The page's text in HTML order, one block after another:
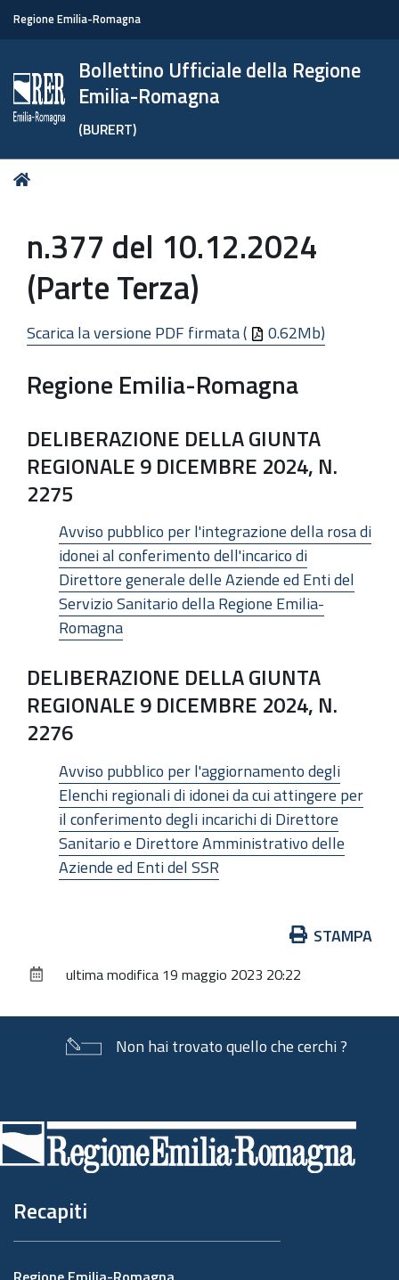
Regione Emilia-Romagna
Bollettino Ufficiale della Regione
Emilia-Romagna
(BURERT)
Tu
n.377 del 10.12.2024
(Parte Terza)
Scarica la versione PDF firmata ( 0.62Mb)
Regione Emilia-Romagna
DELIBERAZIONE DELLA GIUNTA
REGIONALE 9 DICEMBRE 2024, N.
2275
Avviso pubblico per l'integrazione della rosa di
idonei al conferimento dell'incarico di
Direttore generale delle Aziende ed Enti del
Servizio Sanitario della Regione Emilia-
Romagna
DELIBERAZIONE DELLA GIUNTA
REGIONALE 9 DICEMBRE 2024, N.
2276
Avviso pubblico per l'aggiornamento degli
Elenchi regionali di idonei da cui attingere per
il conferimento degli incarichi di Direttore
Sanitario e Direttore Amministrativo delle
Aziende ed Enti del SSR
documento
STAMPA
ultima modifica 19 maggio 2023 20:22
Non hai trovato quello che cerchi ?
di
pagina
Recapiti